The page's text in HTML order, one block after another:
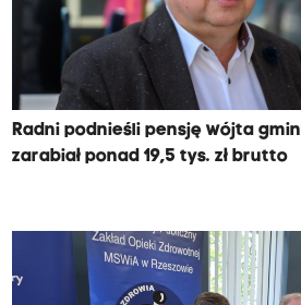
Radni podnieśli pensję wójta
zarabiał ponad 19,5 tys. zł brutto